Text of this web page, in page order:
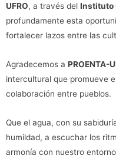
UFRO, a través del Instituto
profundamente esta
fortalecer lazos entre las
Agradecemos a PROENTA-
intercultural que promueve
colaboración entre pueblos.
Que el agua, con su
humildad, a escuchar los
armonía con nuestro